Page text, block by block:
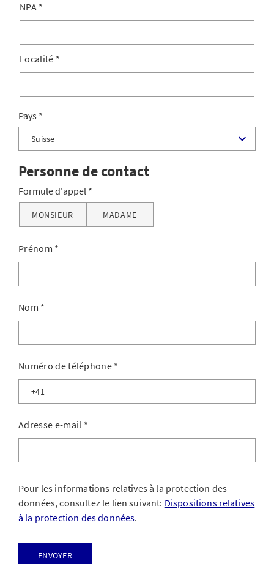
NPA *
Localité *
Pays
Personne de contact
Formule d'appel
MONSIEUR MADAME
Prénom *
Nom *
Numéro de téléphone *
Adresse e-mail *
Pour les informations relatives à la protection des
données, consultez le lien suivant: Dispositions relatives
à la protection des données.
Envoyer